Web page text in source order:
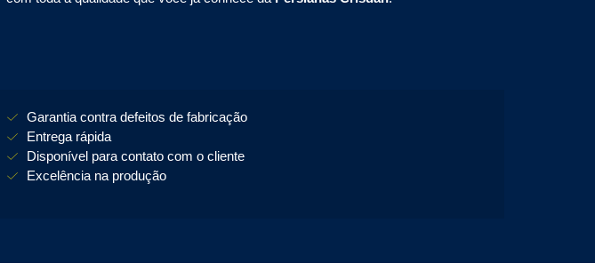
Garantia contra defeitos de fabricação
Entrega rápida
Disponível para contato com o cliente
Excelência na produção